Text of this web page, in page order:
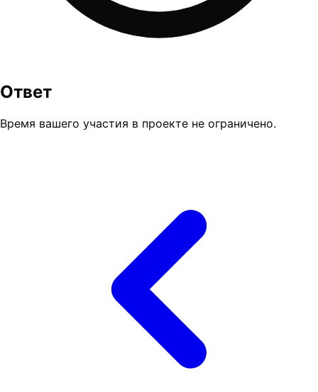
Ответ
Время вашего участия в проекте не ограничено.